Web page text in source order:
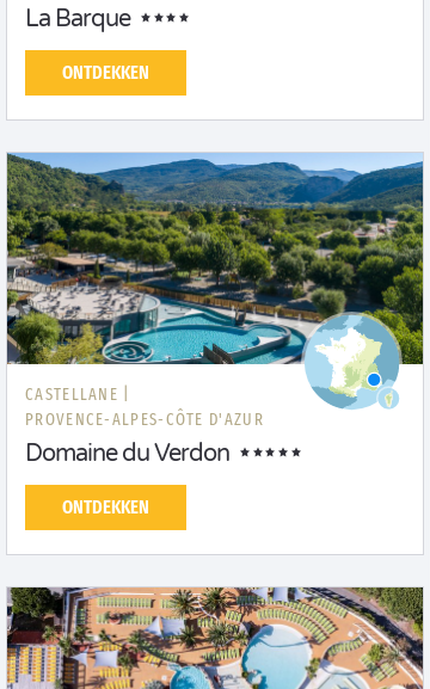
La Barque
ONTDEKKEN
CASTELLANE |
PROVENCE-ALPES-CÔTE D'AZUR
Domaine du Verdon
ONTDEKKEN